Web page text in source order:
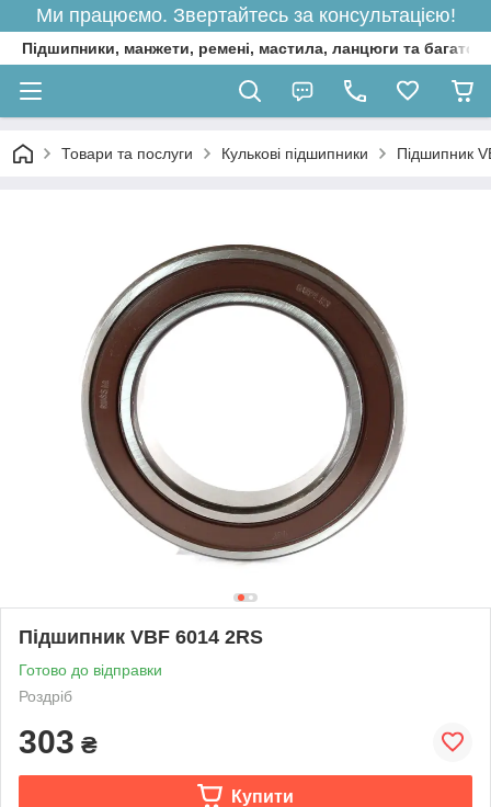
Ми працюємо. Звертайтесь за консультацією!
Підшипники, манжети, ремені, мастила, ланцюги та багато
Товари та послуги Кулькові підшипники Підшипник
Підшипник VBF 6014 2RS
Готово до відправки
Роздріб
303 ₴
Купити